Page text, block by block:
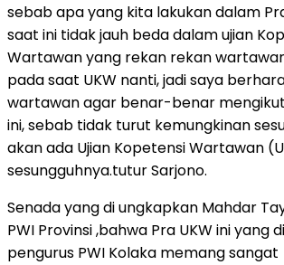
sebab apa yang kita lakukan dalam
saat ini tidak jauh beda dalam ujian
Wartawan yang rekan rekan
pada saat UKW nanti, jadi saya
wartawan agar benar-benar
ini, sebab tidak turut kemungkinan
akan ada Ujian Kopetensi Wartawan
sesungguhnya.tutur Sarjono.
Senada yang di ungkapkan Mahdar
PWI Provinsi ,bahwa Pra UKW ini yang
pengurus PWI Kolaka memang sangat